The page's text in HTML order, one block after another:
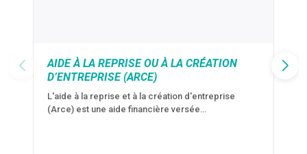
AIDE À LA REPRISE OU À LA CRÉATION
D’ENTREPRISE (ARCE)
L'aide à la reprise et à la création d'entreprise
(Arce) est une aide financière versée…